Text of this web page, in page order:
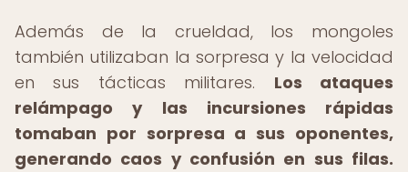
Además de la crueldad, los mongoles
también utilizaban la sorpresa y la velocidad
en sus tácticas militares. Los ataques
relámpago y las incursiones rápidas
tomaban por sorpresa a sus oponentes,
generando caos y confusión en sus filas.